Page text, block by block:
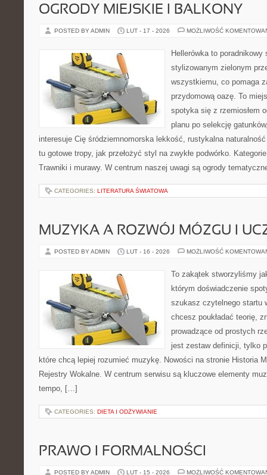
OGRODY MIEJSKIE I BALKONY
POSTED BY ADMIN LUT - 17 - 2026 MOŻLIWOŚĆ
Hellerówka to poradnikowy
stylizowanym zielonym
wszystkiemu, co pomaga
przydomową oazę. To
spotyka się z rzemiosłem
planu po selekcję
interesuje Cię śródziemnomorska lekkość, rustykalna
tu gotowe tropy, jak przełożyć styl na zwykłe podwórko.
Trawniki i murawy. W centrum naszej uwagi są ogrody
CATEGORIES: LITERATURA ŚWIATOWA
MUZYKA A ROZWÓJ MÓZGU I
POSTED BY ADMIN LUT - 16 - 2026 MOŻLIWOŚĆ
To zakątek stworzyliśmy
którym doświadczenie
szukasz czytelnego startu
chcesz poukładać teorię,
prowadzące od prostych
jest zestaw definicji, tylko
które chcą lepiej rozumieć muzykę. Nowości na stronie Historia
Rejestry Wokalne. W centrum serwisu są kluczowe elementy
tempo, […]
CATEGORIES: DIETA I ODŻYWIANIE
PRAWO I FORMALNOŚCI
POSTED BY ADMIN LUT - 15 - 2026 MOŻLIWOŚĆ